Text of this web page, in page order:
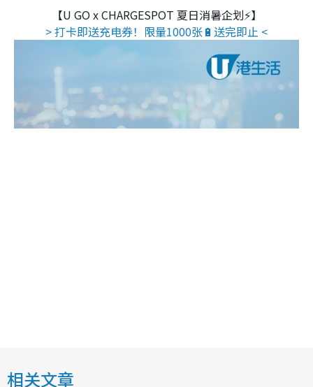
【U GO x CHARGESPOT 夏日消暑企划⚡】
> 打卡即送充电券！限量1000张🔋送完即止 <
相关文章